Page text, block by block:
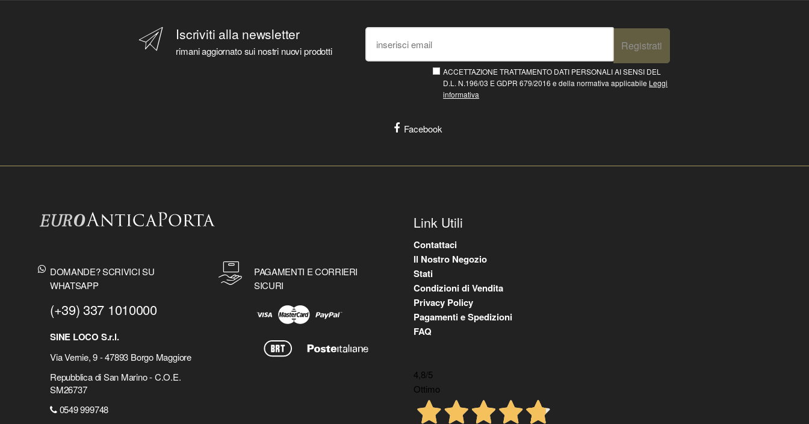
Iscriviti alla newsletter
rimani aggiornato sui nostri nuovi prodotti Registrati
ACCETTAZIONE TRATTAMENTO DATI PERSONALI AI SENSI DEL
D.L. N.196/03 E GDPR 679/2016 e della normativa applicabile Leggi
informativa
Facebook
DOMANDE? SCRIVICI SU
WHATSAPP
(+39) 337 1010000
SINE LOCO S.r.l.
Via Vernie, 9 - 47893 Borgo Maggiore
Repubblica di San Marino - C.O.E.
SM26737
0549 999748
PAGAMENTI E CORRIERI
SICURI
Link Utili
Contattaci
Il Nostro Negozio
Stati
Condizioni di Vendita
Privacy Policy
Pagamenti e Spedizioni
FAQ
4,8/5
Ottimo